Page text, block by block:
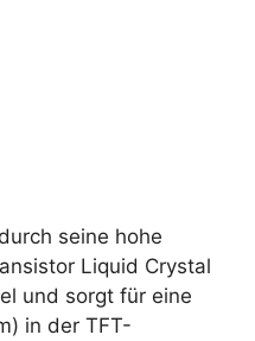
seine hohe
Liquid Crystal
und sorgt für eine
in der TFT-